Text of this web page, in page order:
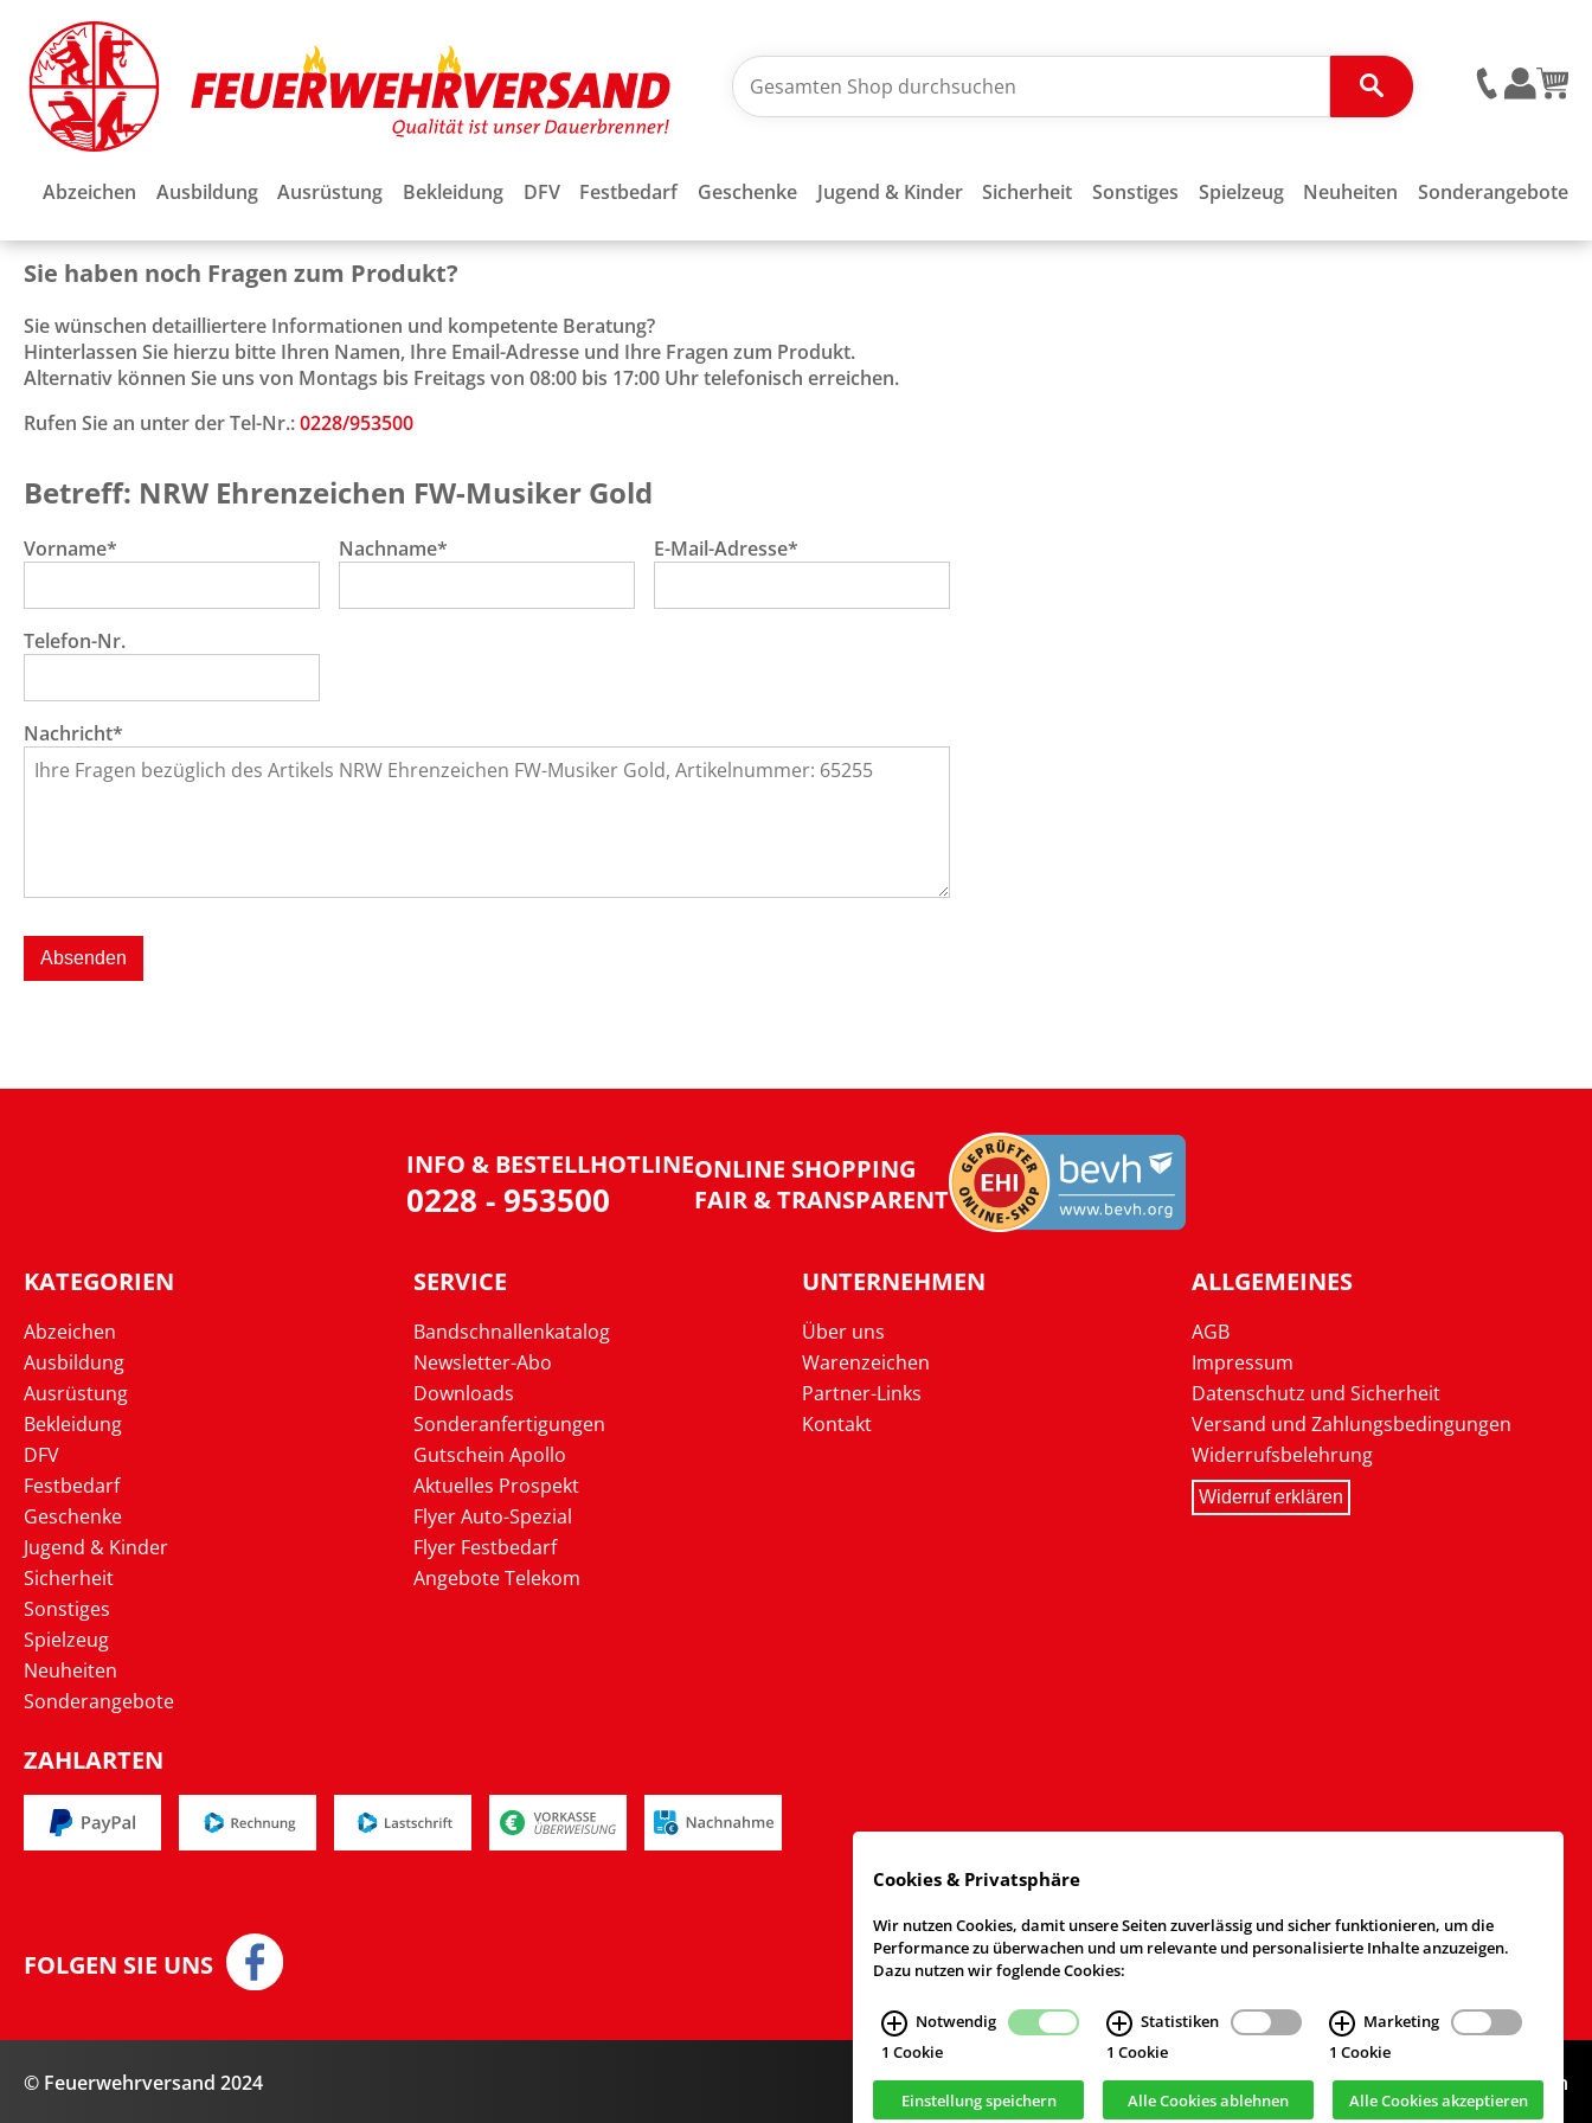
Abzeichen Ausbildung Ausrüstung Bekleidung DFV Festbedarf Geschenke Jugend & Kinder Sicherheit Sonstiges Spielzeug Neuheiten Sonderangebote
Sie haben noch Fragen zum Produkt?
Sie wünschen detailliertere Informationen und kompetente Beratung?
Hinterlassen Sie hierzu bitte Ihren Namen, Ihre Email-Adresse und Ihre Fragen zum Produkt.
Alternativ können Sie uns von Montags bis Freitags von 08:00 bis 17:00 Uhr telefonisch erreichen.
Rufen Sie an unter der Tel-Nr.:0228/953500
Betreff: NRW Ehrenzeichen FW-Musiker Gold
Vorname* Nachname* E-Mail-Adresse*
Telefon-Nr.
Nachricht*
Absenden
INFO & BESTELLHOTLINE
0228 - 953500
ONLINE SHOPPING
FAIR & TRANSPARENT
KATEGORIEN
Abzeichen
Ausbildung
Ausrüstung
Bekleidung
DFV
Festbedarf
Geschenke
Jugend & Kinder
Sicherheit
Sonstiges
Spielzeug
Neuheiten
Sonderangebote
SERVICE
Bandschnallenkatalog
Newsletter-Abo
Downloads
Sonderanfertigungen
Gutschein Apollo
Aktuelles Prospekt
Flyer Auto-Spezial
Flyer Festbedarf
Angebote Telekom
UNTERNEHMEN
Über uns
Warenzeichen
Partner-Links
Kontakt
ALLGEMEINES
AGB
Impressum
Datenschutz und Sicherheit
Versand und Zahlungsbedingungen
Widerrufsbelehrung
Widerruf erklären
ZAHLARTEN
FOLGEN SIE UNS
© Feuerwehrversand 2024 Webdesign & Realisierungcekom GmbH, Köln
Cookies & Privatsphäre
Wir nutzen Cookies, damit unsere Seiten zuverlässig und sicher funktionieren, um die
Performance zu überwachen und um relevante und personalisierte Inhalte anzuzeigen.
Dazu nutzen wir foglende Cookies:
Notwendig
1 Cookie
Statistiken
1 Cookie
Marketing
1 Cookie
Einstellung speichern Alle Cookies ablehnen Alle Cookies akzeptieren